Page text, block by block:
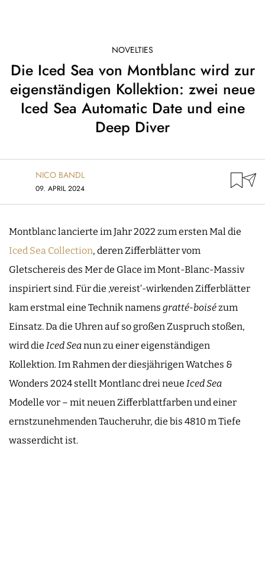
NOVELTIES
Die Iced Sea von Montblanc wird zur
eigenständigen Kollektion: zwei neue
Iced Sea Automatic Date und eine
Deep Diver
NICO BANDL
09. APRIL 2024
Montblanc lancierte im Jahr 2022 zum ersten Mal die
Iced Sea Collection, deren Zifferblätter vom
Gletschereis des Mer de Glace im Mont-Blanc-Massiv
inspiriert sind. Für die ‚vereist‘-wirkenden Zifferblätter
kam erstmal eine Technik namens gratté-boisézum
Einsatz. Da die Uhren auf so großen Zuspruch stoßen,
wird die Iced Seanun zu einer eigenständigen
Kollektion. Im Rahmen der diesjährigen Watches &
Wonders 2024 stellt Montlanc drei neue Iced Sea
Modelle vor – mit neuen Zifferblattfarben und einer
ernstzunehmenden Taucheruhr, die bis 4810 m Tiefe
wasserdicht ist.